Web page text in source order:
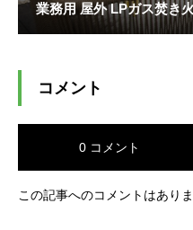
業務用 屋外 LPガス焚き
コメント
0 コメント
この記事へのコメントはありま